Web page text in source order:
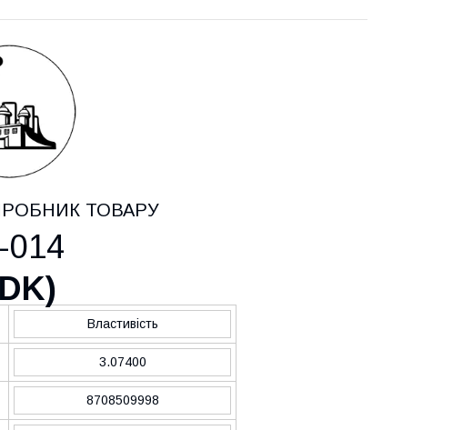
ТОВАРУ
014
)
Властивість
3.07400
8708509998